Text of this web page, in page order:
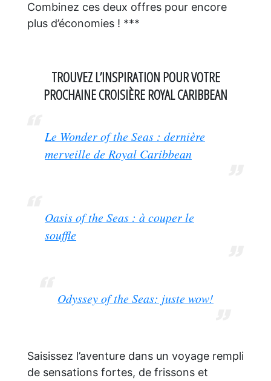
Combinez ces deux offres pour encore
plus d’économies ! ***
TROUVEZ L’INSPIRATION POUR VOTRE
PROCHAINE CROISIÈRE ROYAL CARIBBEAN
Le Wonder of the Seas : dernière
merveille de Royal Caribbean
Oasis of the Seas : à couper le
souffle
Odyssey of the Seas: juste wow!
Saisissez l’aventure dans un voyage rempli
de sensations fortes, de frissons et